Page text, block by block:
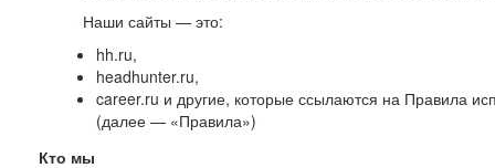
Наши сайты — это:
hh.ru,
headhunter.ru,
career.ru и другие, которые ссылаются на Правила
(далее — «Правила»)
Кто мы